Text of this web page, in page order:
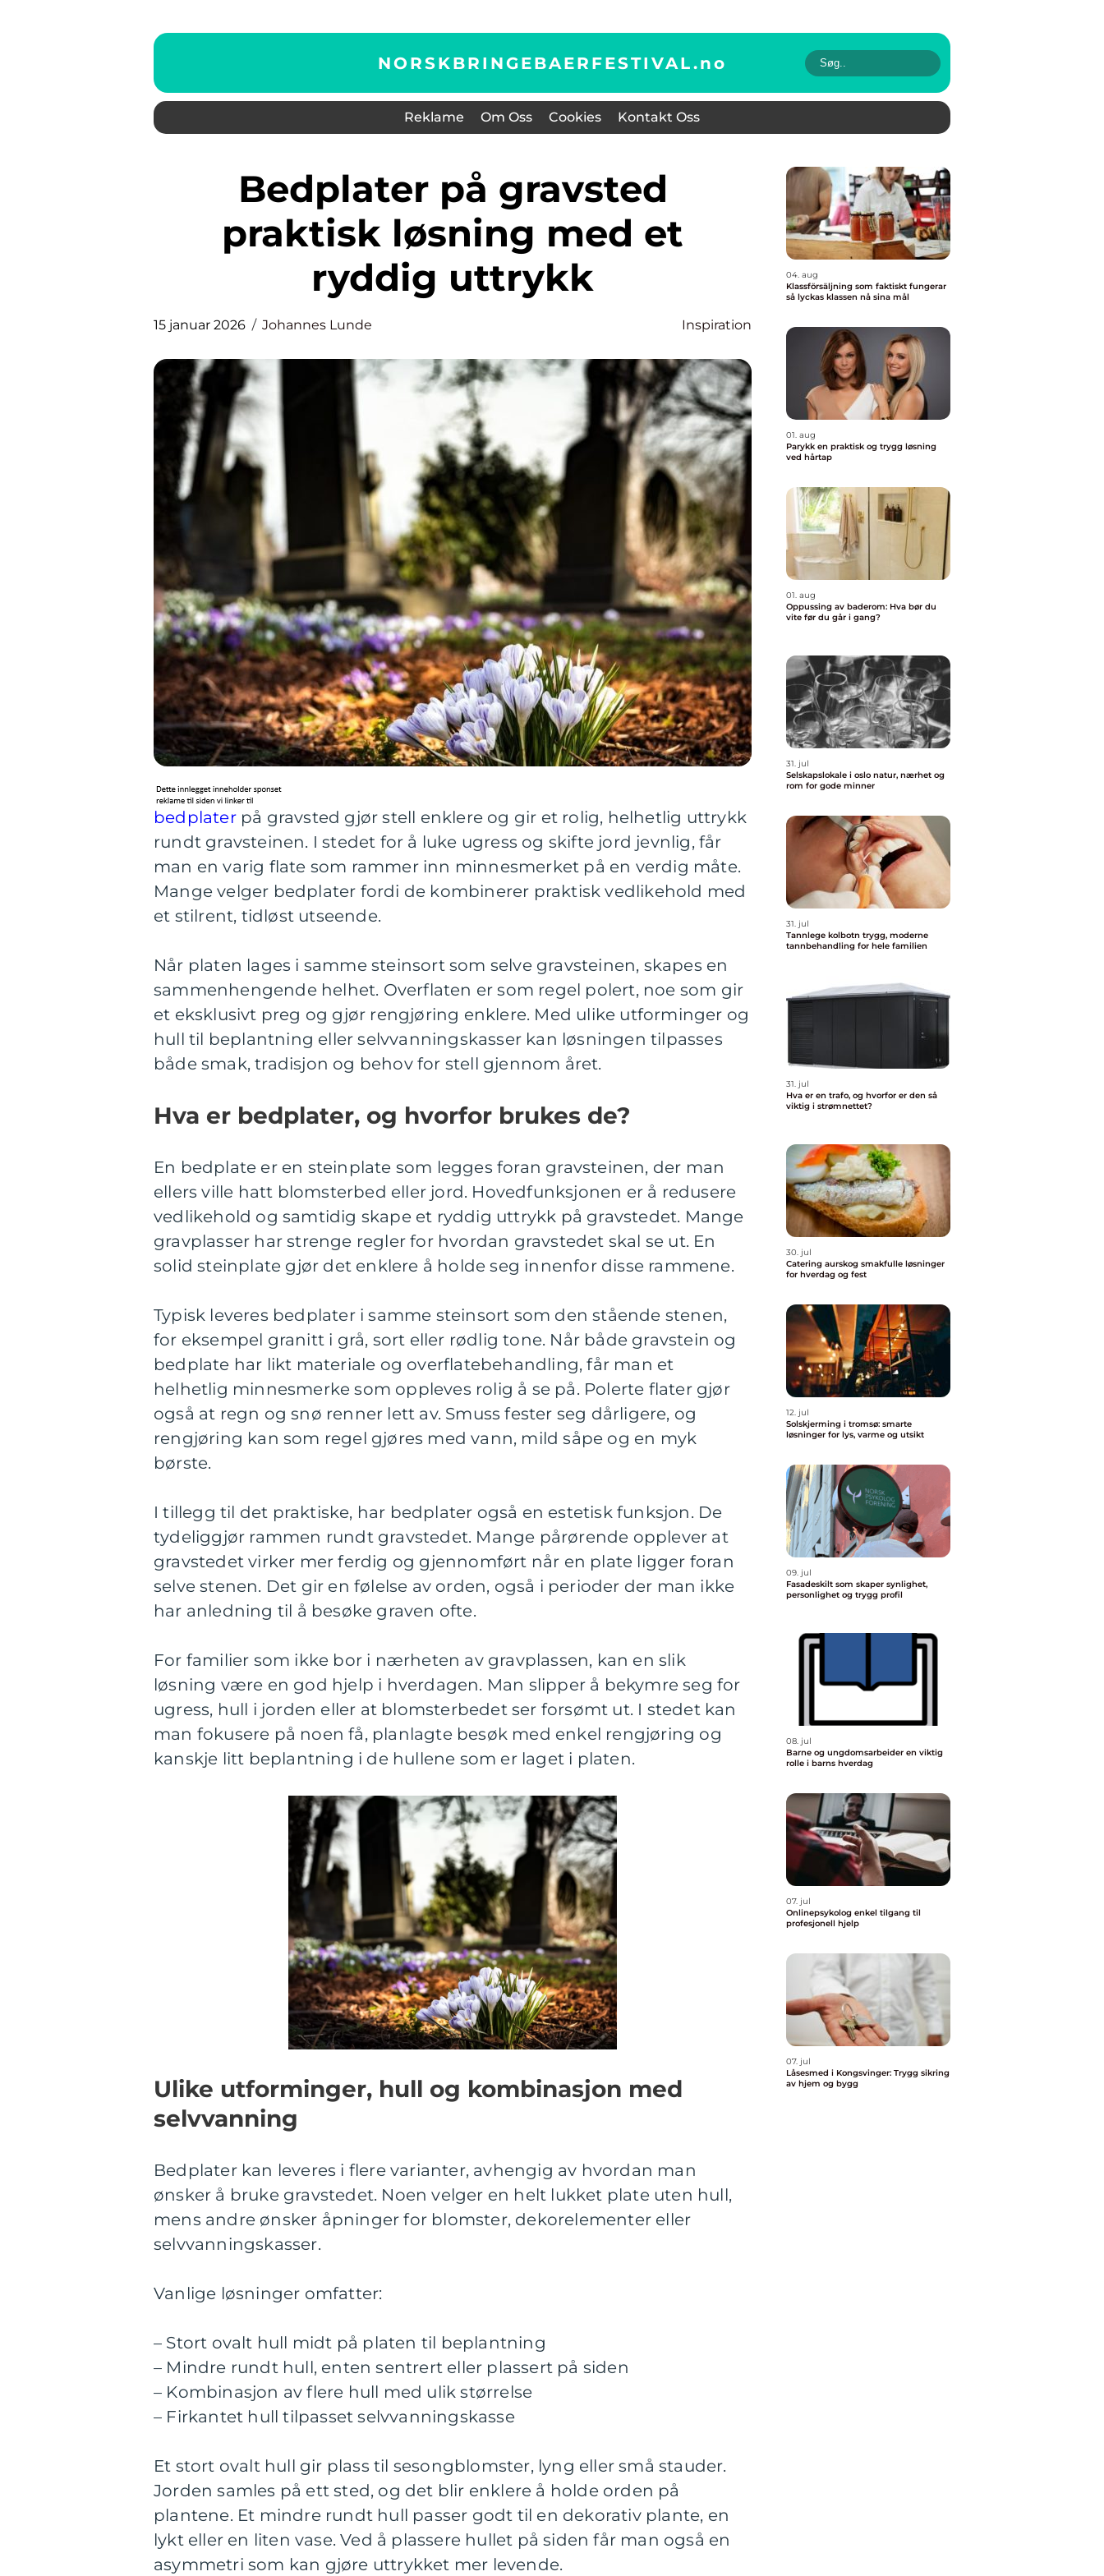
NORSKBRINGEBAERFESTIVAL.no
Reklame Om Oss Cookies Kontakt Oss
Bedplater på gravsted
praktisk løsning med et
ryddig uttrykk
15 januar 2026 Johannes Lunde Inspiration
bedplaterpå gravsted gjør stell enklere og gir et rolig, helhetlig uttrykk
rundt gravsteinen. I stedet for å luke ugress og skifte jord jevnlig, får
man en varig flate som rammer inn minnesmerket på en verdig måte.
Mange velger bedplater fordi de kombinerer praktisk vedlikehold med
et stilrent, tidløst utseende.
Når platen lages i samme steinsort som selve gravsteinen, skapes en
sammenhengende helhet. Overflaten er som regel polert, noe som gir
et eksklusivt preg og gjør rengjøring enklere. Med ulike utforminger og
hull til beplantning eller selvvanningskasser kan løsningen tilpasses
både smak, tradisjon og behov for stell gjennom året.
Hva er bedplater, og hvorfor brukes de?
En bedplate er en steinplate som legges foran gravsteinen, der man
ellers ville hatt blomsterbed eller jord. Hovedfunksjonen er å redusere
vedlikehold og samtidig skape et ryddig uttrykk på gravstedet. Mange
gravplasser har strenge regler for hvordan gravstedet skal se ut. En
solid steinplate gjør det enklere å holde seg innenfor disse rammene.
Typisk leveres bedplater i samme steinsort som den stående stenen,
for eksempel granitt i grå, sort eller rødlig tone. Når både gravstein og
bedplate har likt materiale og overflatebehandling, får man et
helhetlig minnesmerke som oppleves rolig å se på. Polerte flater gjør
også at regn og snø renner lett av. Smuss fester seg dårligere, og
rengjøring kan som regel gjøres med vann, mild såpe og en myk
børste.
I tillegg til det praktiske, har bedplater også en estetisk funksjon. De
tydeliggjør rammen rundt gravstedet. Mange pårørende opplever at
gravstedet virker mer ferdig og gjennomført når en plate ligger foran
selve stenen. Det gir en følelse av orden, også i perioder der man ikke
har anledning til å besøke graven ofte.
For familier som ikke bor i nærheten av gravplassen, kan en slik
løsning være en god hjelp i hverdagen. Man slipper å bekymre seg for
ugress, hull i jorden eller at blomsterbedet ser forsømt ut. I stedet kan
man fokusere på noen få, planlagte besøk med enkel rengjøring og
kanskje litt beplantning i de hullene som er laget i platen.
Ulike utforminger, hull og kombinasjon med
selvvanning
Bedplater kan leveres i flere varianter, avhengig av hvordan man
ønsker å bruke gravstedet. Noen velger en helt lukket plate uten hull,
mens andre ønsker åpninger for blomster, dekorelementer eller
selvvanningskasser.
Vanlige løsninger omfatter:
– Stort ovalt hull midt på platen til beplantning
– Mindre rundt hull, enten sentrert eller plassert på siden
– Kombinasjon av flere hull med ulik størrelse
– Firkantet hull tilpasset selvvanningskasse
Et stort ovalt hull gir plass til sesongblomster, lyng eller små stauder.
Jorden samles på ett sted, og det blir enklere å holde orden på
plantene. Et mindre rundt hull passer godt til en dekorativ plante, en
lykt eller en liten vase. Ved å plassere hullet på siden får man også en
asymmetri som kan gjøre uttrykket mer levende.
04. aug
Klassförsäljning som faktiskt fungerar
så lyckas klassen nå sina mål
01. aug
Parykk en praktisk og trygg løsning
ved hårtap
01. aug
Oppussing av baderom: Hva bør du
vite før du går i gang?
31. jul
Selskapslokale i oslo natur, nærhet og
rom for gode minner
31. jul
Tannlege kolbotn trygg, moderne
tannbehandling for hele familien
31. jul
Hva er en trafo, og hvorfor er den så
viktig i strømnettet?
30. jul
Catering aurskog smakfulle løsninger
for hverdag og fest
12. jul
Solskjerming i tromsø: smarte
løsninger for lys, varme og utsikt
09. jul
Fasadeskilt som skaper synlighet,
personlighet og trygg profil
08. jul
Barne og ungdomsarbeider en viktig
rolle i barns hverdag
07. jul
Onlinepsykolog enkel tilgang til
profesjonell hjelp
07. jul
Låsesmed i Kongsvinger: Trygg sikring
av hjem og bygg